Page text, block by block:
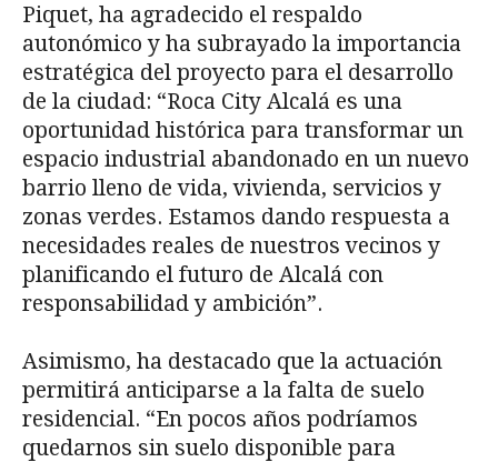
Piquet, ha agradecido el respaldo
autonómico y ha subrayado la importancia
estratégica del proyecto para el desarrollo
de la ciudad: “Roca City Alcalá es una
oportunidad histórica para transformar un
espacio industrial abandonado en un nuevo
barrio lleno de vida, vivienda, servicios y
zonas verdes. Estamos dando respuesta a
necesidades reales de nuestros vecinos y
planificando el futuro de Alcalá con
responsabilidad y ambición”.
Asimismo, ha destacado que la actuación
permitirá anticiparse a la falta de suelo
residencial. “En pocos años podríamos
quedarnos sin suelo disponible para